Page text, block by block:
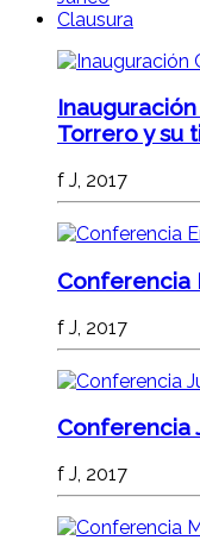
Clausura
Torrero y su
f J, 2017
Conferencia
f J, 2017
Conferencia
f J, 2017